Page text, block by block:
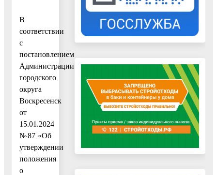
В
соответствии
с
постановлением
Администрации
городского
округа
Воскресенск
от
15.01.2024
№87 «Об
утверждении
положения
о